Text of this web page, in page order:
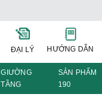
ĐẠI LÝ HƯỚNG DẪN
GIƯỜNG
TẦNG
SẢN PHẨM
190